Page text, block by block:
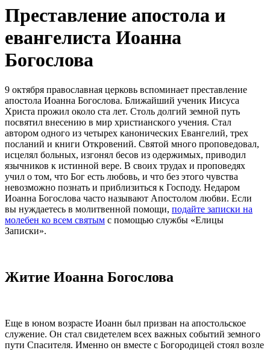
Преставление апостола и
евангелиста Иоанна
Богослова
9 октября православная церковь вспоминает преставление
апостола Иоанна Богослова. Ближайший ученик Иисуса
Христа прожил около ста лет. Столь долгий земной путь
посвятил внесению в мир христианского учения. Стал
автором одного из четырех канонических Евангелий, трех
посланий и книги Откровений. Святой много проповедовал,
исцелял больных, изгонял бесов из одержимых, приводил
язычников к истинной вере. В своих трудах и проповедях
учил о том, что Бог есть любовь, и что без этого чувства
невозможно познать и приблизиться к Господу. Недаром
Иоанна Богослова часто называют Апостолом любви. Если
вы нуждаетесь в молитвенной помощи, подайте записки на
молебен ко всем святым с помощью службы «Елицы
Записки».
Житие Иоанна Богослова
Еще в юном возрасте Иоанн был призван на апостольское
служение. Он стал свидетелем всех важных событий земного
пути Спасителя. Именно он вместе с Богородицей стоял возле